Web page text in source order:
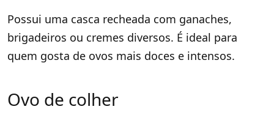
Possui uma casca recheada com ganaches,
brigadeiros ou cremes diversos. É ideal para
quem gosta de ovos mais doces e intensos.
Ovo de colher